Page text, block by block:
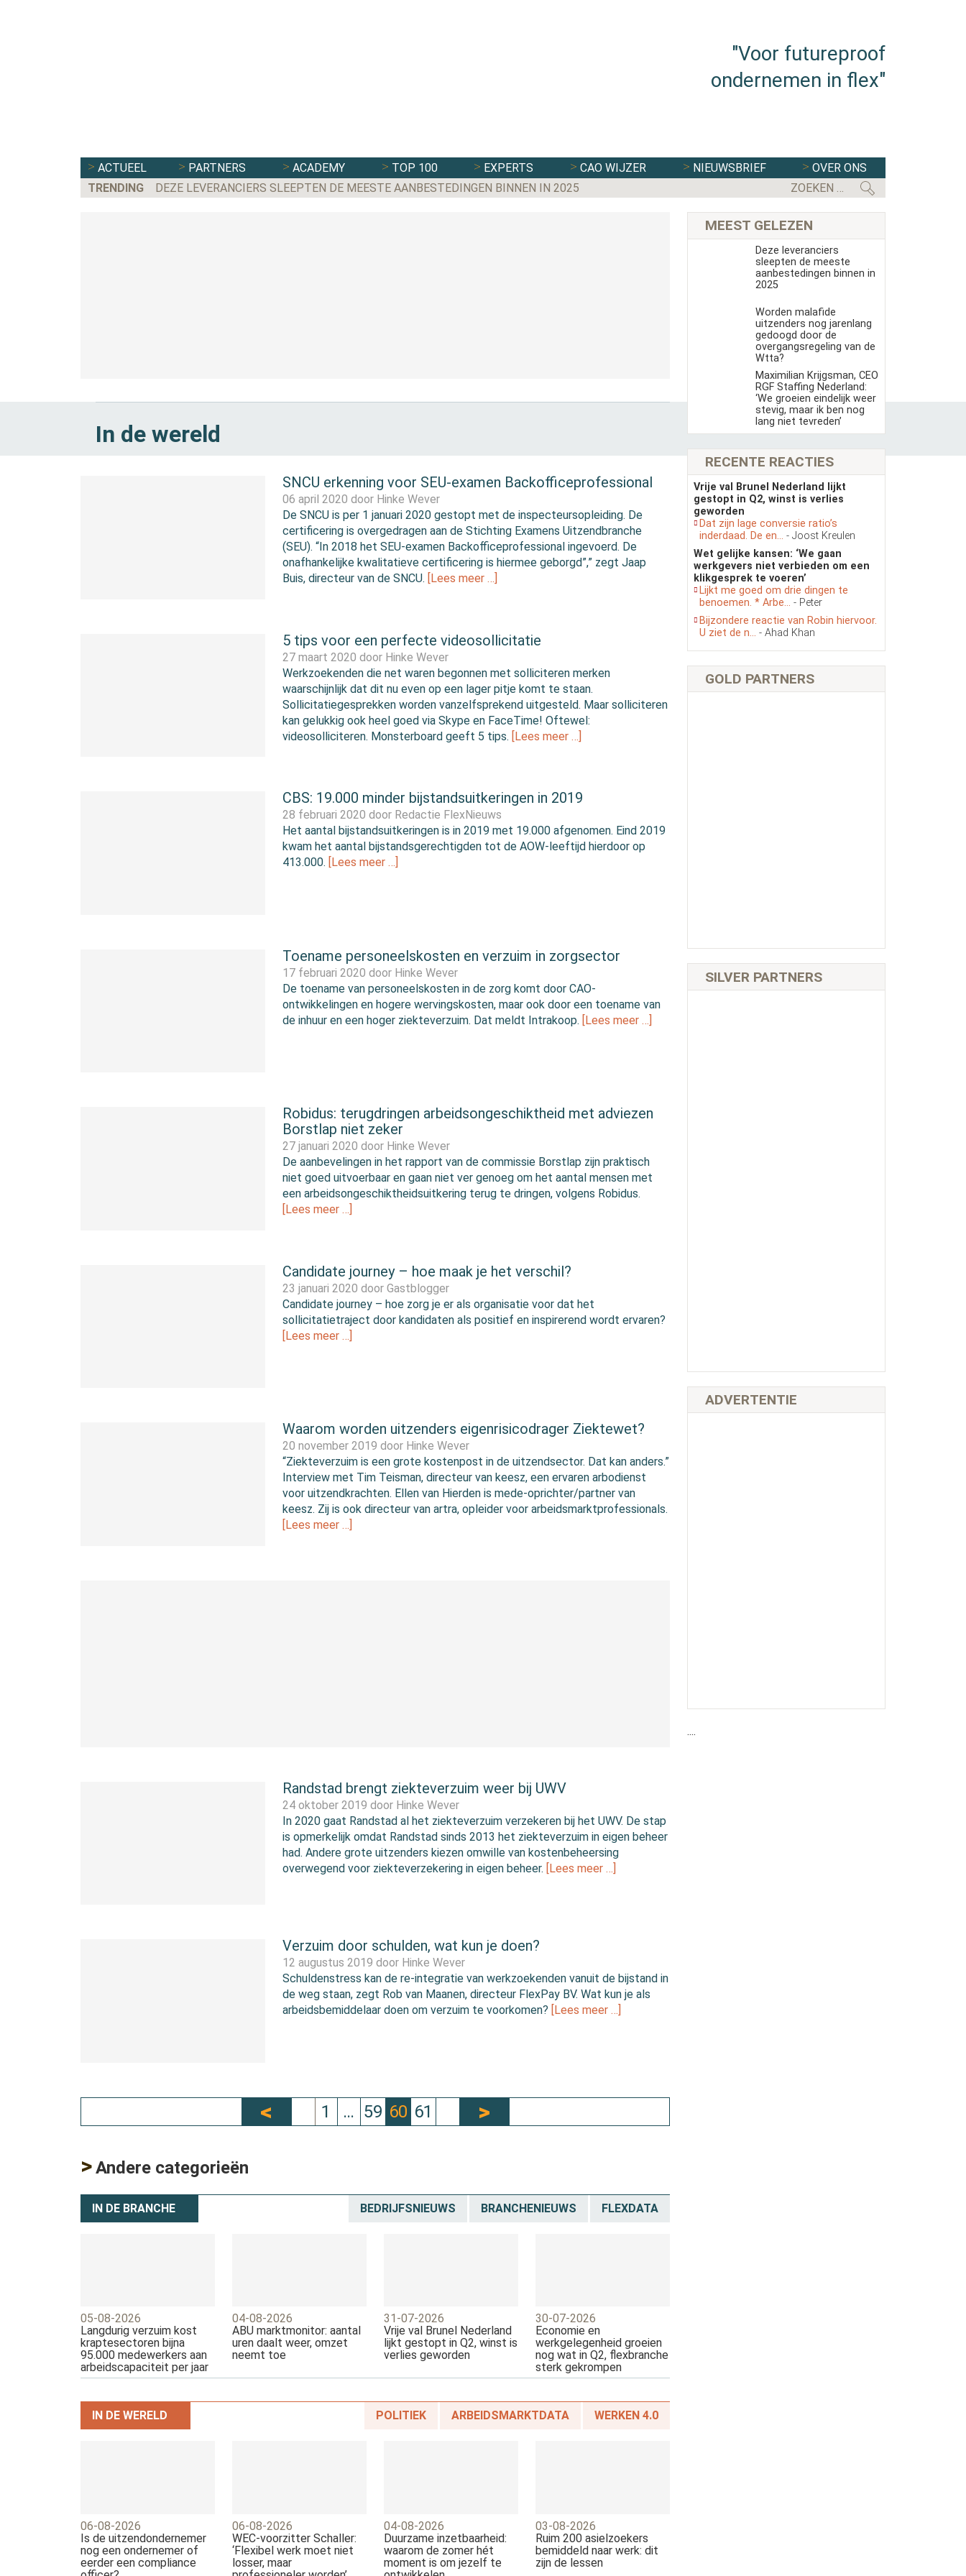
"Voor futureproof
ondernemen in flex"
ACTUEEL PARTNERS ACADEMY TOP 100 EXPERTS CAO WIJZER NIEUWSBRIEF
OVER ONS
TRENDING
DEZE LEVERANCIERS SLEEPTEN DE MEESTE AANBESTEDINGEN BINNEN IN 2025 EERSTE KAMER STEMT IN MET
In de wereld
SNCU erkenning voor SEU-examen Backofficeprofessional
06 april 2020 door Hinke Wever
De SNCU is per 1 januari 2020 gestopt met de inspecteursopleiding. De
certificering is overgedragen aan de Stichting Examens Uitzendbranche
(SEU). “In 2018 het SEU-examen Backofficeprofessional ingevoerd. De
onafhankelijke kwalitatieve certificering is hiermee geborgd”,” zegt Jaap
Buis, directeur van de SNCU. [Lees meer …]
5 tips voor een perfecte videosollicitatie
27 maart 2020 door Hinke Wever
Werkzoekenden die net waren begonnen met solliciteren merken
waarschijnlijk dat dit nu even op een lager pitje komt te staan.
Sollicitatiegesprekken worden vanzelfsprekend uitgesteld. Maar solliciteren
kan gelukkig ook heel goed via Skype en FaceTime! Oftewel:
videosolliciteren. Monsterboard geeft 5 tips. [Lees meer …]
CBS: 19.000 minder bijstandsuitkeringen in 2019
28 februari 2020 door Redactie FlexNieuws
Het aantal bijstandsuitkeringen is in 2019 met 19.000 afgenomen. Eind 2019
kwam het aantal bijstandsgerechtigden tot de AOW-leeftijd hierdoor op
413.000. [Lees meer …]
Toename personeelskosten en verzuim in zorgsector
17 februari 2020 door Hinke Wever
De toename van personeelskosten in de zorg komt door CAO-
ontwikkelingen en hogere wervingskosten, maar ook door een toename van
de inhuur en een hoger ziekteverzuim. Dat meldt Intrakoop. [Lees meer …]
Robidus: terugdringen arbeidsongeschiktheid met adviezen
Borstlap niet zeker
27 januari 2020 door Hinke Wever
De aanbevelingen in het rapport van de commissie Borstlap zijn praktisch
niet goed uitvoerbaar en gaan niet ver genoeg om het aantal mensen met
een arbeidsongeschiktheidsuitkering terug te dringen, volgens Robidus.
[Lees meer …]
Candidate journey – hoe maak je het verschil?
23 januari 2020 doorGastblogger
Candidate journey – hoe zorg je er als organisatie voor dat het
sollicitatietraject door kandidaten als positief en inspirerend wordt ervaren?
[Lees meer …]
Waarom worden uitzenders eigenrisicodrager Ziektewet?
20 november 2019 door Hinke Wever
“Ziekteverzuim is een grote kostenpost in de uitzendsector. Dat kan anders.”
Interview met Tim Teisman, directeur van keesz, een ervaren arbodienst
voor uitzendkrachten. Ellen van Hierden is mede-oprichter/partner van
keesz. Zij is ook directeur van artra, opleider voor arbeidsmarktprofessionals.
[Lees meer …]
Randstad brengt ziekteverzuim weer bij UWV
24 oktober 2019 door Hinke Wever
In 2020 gaat Randstad al het ziekteverzuim verzekeren bij het UWV. De stap
is opmerkelijk omdat Randstad sinds 2013 het ziekteverzuim in eigen beheer
had. Andere grote uitzenders kiezen omwille van kostenbeheersing
overwegend voor ziekteverzekering in eigen beheer. [Lees meer …]
Verzuim door schulden, wat kun je doen?
12 augustus 2019 door Hinke Wever
Schuldenstress kan de re-integratie van werkzoekenden vanuit de bijstand in
de weg staan, zegt Rob van Maanen, directeur FlexPay BV. Wat kun je als
arbeidsbemiddelaar doen om verzuim te voorkomen?
[Lees meer …]
1 … 59 60 61
>Andere categorieën
IN DE BRANCHE BEDRIJFSNIEUWS BRANCHENIEUWS FLEXDATA
05-08-2026
Langdurig verzuim kost
kraptesectoren bijna
95.000 medewerkers aan
arbeidscapaciteit per jaar
04-08-2026
ABU marktmonitor: aantal
uren daalt weer, omzet
neemt toe
31-07-2026
Vrije val Brunel Nederland
lijkt gestopt in Q2, winst is
verlies geworden
30-07-2026
Economie en
werkgelegenheid groeien
nog wat in Q2, flexbranche
sterk gekrompen
IN DE WERELD POLITIEK ARBEIDSMARKTDATA WERKEN 4.0
06-08-2026
Is de uitzendondernemer
nog een ondernemer of
eerder een compliance
06-08-2026
WEC-voorzitter Schaller:
‘Flexibel werk moet niet
losser, maar
04-08-2026
Duurzame inzetbaarheid:
waarom de zomer hét
moment is om jezelf te
03-08-2026
Ruim 200 asielzoekers
bemiddeld naar werk: dit
zijn de lessen
MEEST GELEZEN
Deze leveranciers
sleepten de meeste
aanbestedingen binnen in
2025
Worden malafide
uitzenders nog jarenlang
gedoogd door de
overgangsregeling van de
Wtta?
Maximilian Krijgsman, CEO
RGF Staffing Nederland:
‘We groeien eindelijk weer
stevig, maar ik ben nog
lang niet tevreden’
RECENTE REACTIES
Vrije val Brunel Nederland lijkt
gestopt in Q2, winst is verlies
geworden
Dat zijn lage conversie ratio’s
inderdaad. De en... - Joost Kreulen
Wet gelijke kansen: ‘We gaan
werkgevers niet verbieden om een
klikgesprek te voeren’
Lijkt me goed om drie dingen te
benoemen. * Arbe... - Peter
Bijzondere reactie van Robin hiervoor.
U ziet de n... - Ahad Khan
GOLD PARTNERS
SILVER PARTNERS
ADVERTENTIE
....